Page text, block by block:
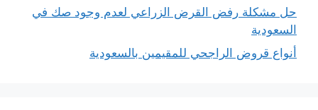
حل مشكلة رفض القرض الزراعي لعدم وجود صك في
السعودية
أنواع قروض الراجحي للمقيمين بالسعودية